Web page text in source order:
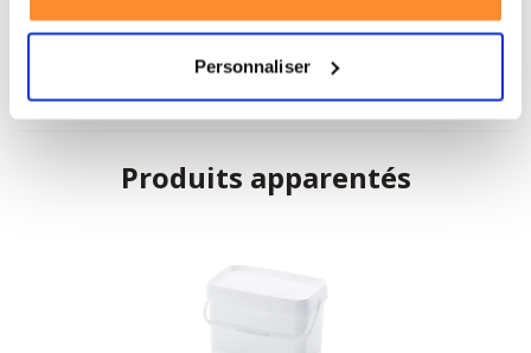
Personnaliser
Produits apparentés